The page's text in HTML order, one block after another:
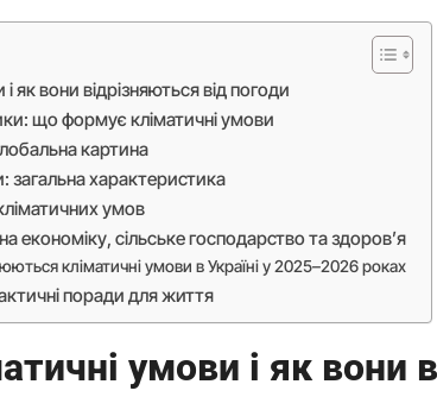
як вони відрізняються від погоди
що формує кліматичні умови
картина
загальна характеристика
умов
економіку, сільське господарство та здоров’я
кліматичні умови в Україні у 2025–2026 роках
поради для життя
умови і як вони